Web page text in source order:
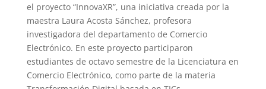
el proyecto “InnovaXR”, una iniciativa creada por la
maestra Laura Acosta Sánchez, profesora
investigadora del departamento de Comercio
Electrónico. En este proyecto participaron
estudiantes de octavo semestre de la Licenciatura en
Comercio Electrónico, como parte de la materia